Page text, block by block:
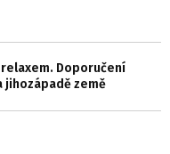
relaxem. Doporučení
jihozápadě země